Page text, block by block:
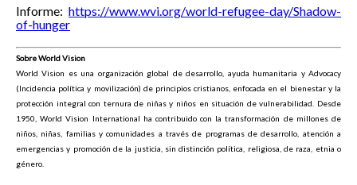
Informe: https://www.wvi.org/world-refugee-day/Shadow-
of-hunger
Sobre World Vision
World Vision es una organización global de desarrollo, ayuda humanitaria y Advocacy
(Incidencia política y movilización) de principios cristianos, enfocada en el bienestar y la
protección integral con ternura de niñas y niños en situación de vulnerabilidad. Desde
1950, World Vision International ha contribuido con la transformación de millones de
niños, niñas, familias y comunidades a través de programas de desarrollo, atención a
emergencias y promoción de la justicia, sin distinción política, religiosa, de raza, etnia o
género.